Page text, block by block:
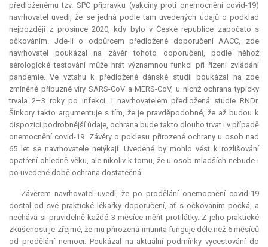
předloženému tzv. SPC přípravku (vakcíny proti onemocnění covid-19)
navrhovatel uvedl, že se jedná podle tam uvedených údajů o podklad
nejpozději z prosince 2020, kdy bylo v České republice započato s
očkováním. Jde-li o odpůrcem předložené doporučení AACC, zde
navrhovatel poukázal na závěr tohoto doporučení, podle něhož
sérologické testování může hrát významnou funkci při řízení zvládání
pandemie. Ve vztahu k předložené dánské studii poukázal na zde
zmíněné příbuzné viry SARS-CoV a MERS-CoV, u nichž ochrana typicky
trvala 2–3 roky po infekci. I navrhovatelem předložená studie RNDr.
Šinkory takto argumentuje s tím, že je pravděpodobné, že až budou k
dispozici podrobnější údaje, ochrana bude takto dlouho trvat i v případě
onemocnění covid-19. Závěry o poklesu přirozené ochrany u osob nad
65 let se navrhovatele netýkají. Uvedené by mohlo vést k rozlišování
opatření ohledně věku, ale nikoliv k tomu, že u osob mladších nebude i
po uvedené době ochrana dostatečná.
Závěrem navrhovatel uvedl, že po prodělání onemocnění covid-19
dostal od své praktické lékařky doporučení, ať s očkováním počká, a
nechává si pravidelně každé 3 měsíce měřit protilátky. Z jeho praktické
zkušenosti je zřejmé, že mu přirozená imunita funguje déle než 6 měsíců
od prodělání nemoci. Poukázal na aktuální podmínky vycestování do